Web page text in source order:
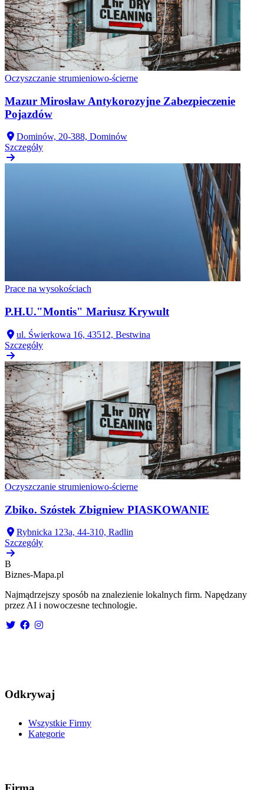
Oczyszczanie strumieniowo-ścierne
Mazur Mirosław Antykorozyjne Zabezpieczenie
Pojazdów
Dominów, 20-388, Dominów
Szczegóły
Prace na wysokościach
P.H.U."Montis" Mariusz Krywult
ul. Świerkowa 16, 43512, Bestwina
Szczegóły
Oczyszczanie strumieniowo-ścierne
Zbiko. Szóstek Zbigniew PIASKOWANIE
Rybnicka 123a, 44-310, Radlin
Szczegóły
B
Biznes-Mapa.pl
Najmądrzejszy sposób na znalezienie lokalnych firm. Napędzany
przez AI i nowoczesne technologie.
Odkrywaj
Wszystkie Firmy
Kategorie